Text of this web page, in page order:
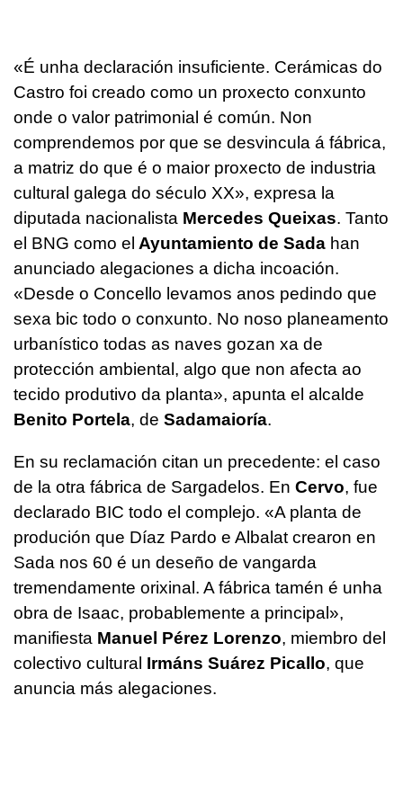
«É unha declaración insuficiente. Cerámicas do
Castro foi creado como un proxecto conxunto
onde o valor patrimonial é común. Non
comprendemos por que se desvincula á fábrica,
a matriz do que é o maior proxecto de industria
cultural galega do século XX», expresa la
diputada nacionalista Mercedes Queixas. Tanto
el BNG como el Ayuntamiento de Sada han
anunciado alegaciones a dicha incoación.
«Desde o Concello levamos anos pedindo que
sexa bic todo o conxunto. No noso planeamento
urbanístico todas as naves gozan xa de
protección ambiental, algo que non afecta ao
tecido produtivo da planta», apunta el alcalde
Benito Portela, de Sadamaioría.
En su reclamación citan un precedente: el caso
de la otra fábrica de Sargadelos. En Cervo, fue
declarado BIC todo el complejo. «A planta de
produción que Díaz Pardo e Albalat crearon en
Sada nos 60 é un deseño de vangarda
tremendamente orixinal. A fábrica tamén é unha
obra de Isaac, probablemente a principal»,
manifiesta Manuel Pérez Lorenzo, miembro del
colectivo cultural Irmáns Suárez Picallo, que
anuncia más alegaciones.